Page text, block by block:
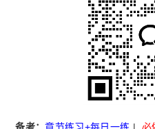
备考：章节练习+每日一练 | 必